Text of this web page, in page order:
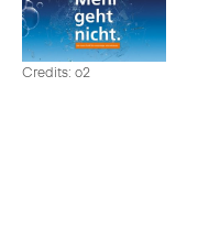
Credits: o2